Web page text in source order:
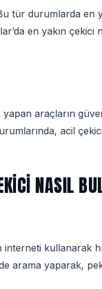
tür durumlarda en
en yakın
araçların
acil
NASIL
kullanarak
arama yaparak,